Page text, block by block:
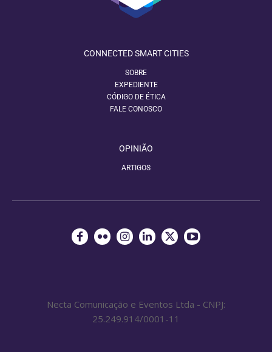
CONNECTED SMART CITIES
SOBRE
EXPEDIENTE
CÓDIGO DE ÉTICA
FALE CONOSCO
OPINIÃO
ARTIGOS
Necta Comunicação e Eventos Ltda - CNPJ:
25.249.914/0001-11